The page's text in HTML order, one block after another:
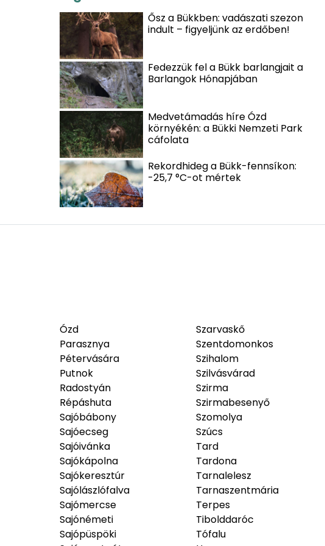
Ősz a Bükkben: vadászati szezon
indult – figyeljünk az erdőben!
Fedezzük fel a Bükk barlangjait a
Barlangok Hónapjában
Medvetámadás híre Ózd
környékén: a Bükki Nemzeti Park
cáfolata
Rekordhideg a Bükk-fennsíkon:
-25,7 °C-ot mértek
Ózd
Parasznya
Pétervására
Putnok
Radostyán
Répáshuta
Sajóbábony
Sajóecseg
Sajóivánka
Sajókápolna
Sajókeresztúr
Sajólászlófalva
Sajómercse
Sajónémeti
Sajópüspöki
Szarvaskő
Szentdomonkos
Szihalom
Szilvásvárad
Szirma
Szirmabesenyő
Szomolya
Szúcs
Tard
Tardona
Tarnalelesz
Tarnaszentmária
Terpes
Tibolddaróc
Tófalu